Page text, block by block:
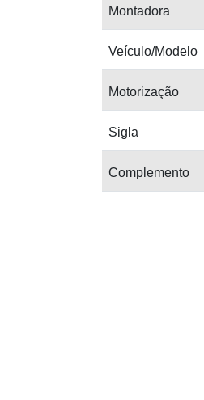
Montadora
Veículo/Modelo
Motorização
Sigla
Complemento